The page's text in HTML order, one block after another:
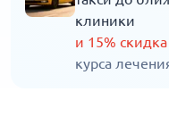
клиники
и 15% скидка
курса